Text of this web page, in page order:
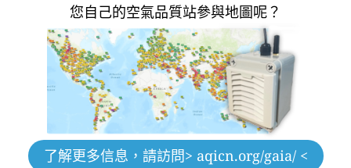
您自己的空氣品質站參與地圖呢？
了解更多信息，請訪問> aqicn.org/gaia/ <